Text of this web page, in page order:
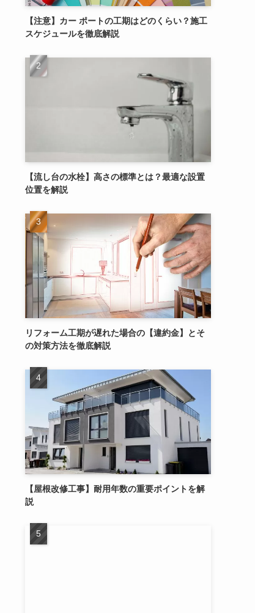
【注意】カー ポートの工期はどのくらい？施工
スケジュールを徹底解説
【流し台の水栓】高さの標準とは？最適な設置
位置を解説
リフォーム工期が遅れた場合の【違約金】とそ
の対策方法を徹底解説
【屋根改修工事】耐用年数の重要ポイントを解
説